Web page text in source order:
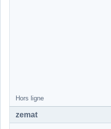
Hors ligne
zemat